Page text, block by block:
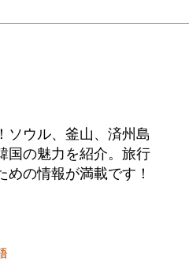
ソウル、釜山、済州島
国の魅力を紹介。旅行
の情報が満載です！